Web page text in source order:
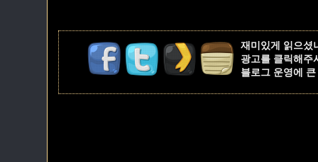
재미있게 읽으셨
광고를 클릭해주
블로그 운영에